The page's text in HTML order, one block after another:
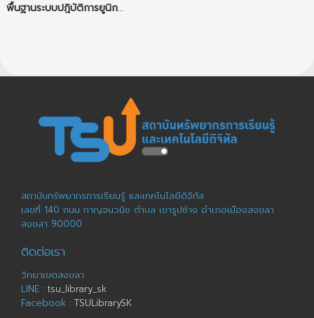
พื้นฐานระบบปฎิบัติการยูนิกซ์ (Fundamental of UNIX)
สถาบันทรัพยากรการเรียนรู้ และเทคโนโลยีดิจิทัล
เลขที่ 140 ถนน กาญจนวนิช ตำบล เขารูปช้าง อำเภอเมืองสงขลา
สงขลา 90000
ติดต่อเรา
วิทยาเขตสงขลา
LINE : tsu_library_sk
Facebook : TSULibrarySK